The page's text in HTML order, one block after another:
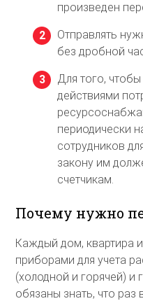
произведен
Отправлять
без дробной
Для того,
действиями
периодически
сотрудников
закону им
счетчикам.
Почему нужно
Каждый дом, квартира
приборами для учета
(холодной и горячей) и
обязаны знать, что